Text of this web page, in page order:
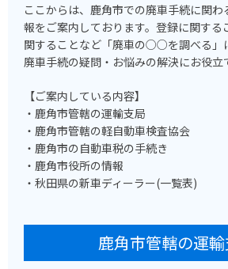
ここからは、鹿角市での廃車手続に関
報をご案内しております。登録に関する
関することなど「廃車の○○を調べる」
廃車手続の疑問・お悩みの解決にお役立
【ご案内している内容】
・鹿角市管轄の運輸支局
・鹿角市管轄の軽自動車検査協会
・鹿角市の自動車税の手続き
・鹿角市役所の情報
・秋田県の新車ディーラー(一覧表)
鹿角市管轄の運